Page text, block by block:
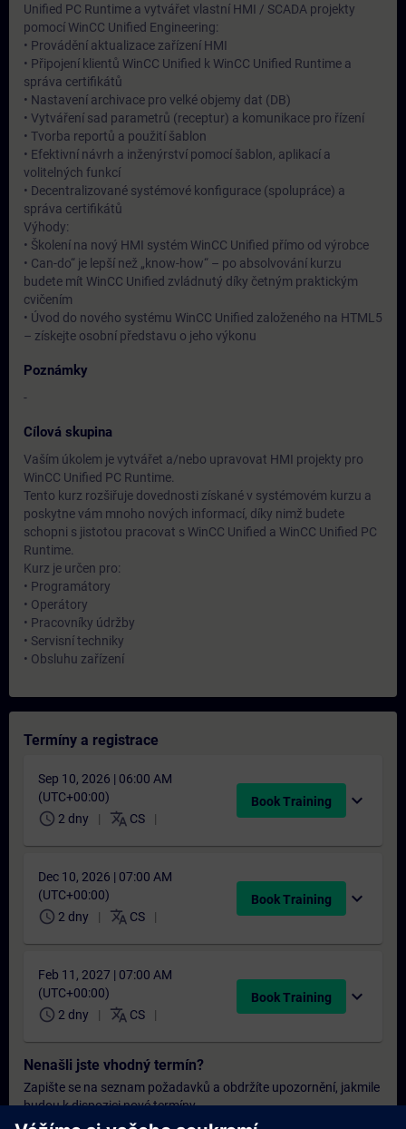
Unified PC Runtime a vytvářet vlastní HMI / SCADA projekty
pomocí WinCC Unified Engineering:
• Provádění aktualizace zařízení HMI
• Připojení klientů WinCC Unified k WinCC Unified Runtime a
správa certifikátů
• Nastavení archivace pro velké objemy dat (DB)
• Vytváření sad parametrů (receptur) a komunikace pro řízení
• Tvorba reportů a použití šablon
• Efektivní návrh a inženýrství pomocí šablon, aplikací a
volitelných funkcí
• Decentralizované systémové konfigurace (spolupráce) a
správa certifikátů
Výhody:
• Školení na nový HMI systém WinCC Unified přímo od výrobce
• Can-do“ je lepší než „know-how“ – po absolvování kurzu
budete mít WinCC Unified zvládnutý díky četným praktickým
cvičením
• Úvod do nového systému WinCC Unified založeného na HTML5
– získejte osobní představu o jeho výkonu
Poznámky
-
Cílová skupina
Vaším úkolem je vytvářet a/nebo upravovat HMI projekty pro
WinCC Unified PC Runtime.
Tento kurz rozšiřuje dovednosti získané v systémovém kurzu a
poskytne vám mnoho nových informací, díky nimž budete
schopni s jistotou pracovat s WinCC Unified a WinCC Unified PC
Runtime.
Kurz je určen pro:
• Programátory
• Operátory
• Pracovníky údržby
• Servisní techniky
• Obsluhu zařízení
Termíny a registrace
Sep 10, 2026 | 06:00 AM
(UTC+00:00)
schedule 2 dny translate CS
Book Training expand_more
Dec 10, 2026 | 07:00 AM
(UTC+00:00)
schedule 2 dny translate CS
Book Training expand_more
Feb 11, 2027 | 07:00 AM
(UTC+00:00)
schedule 2 dny translate CS
Book Training expand_more
Nenašli jste vhodný termín?
Zapište se na seznam požadavků a obdržíte upozornění, jakmile
budou k dispozici nové termíny.